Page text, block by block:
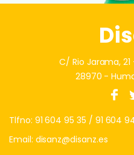
C/ Rio Jarama,
28970 -
Tlfno: 91 604 95 35 / 91 604
Email: disanz@disanz.es